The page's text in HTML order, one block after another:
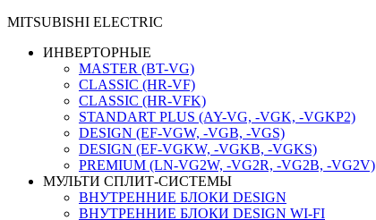
MITSUBISHI ELECTRIC
ИНВЕРТОРНЫЕ
MASTER (BT-VG)
CLASSIC (HR-VF)
CLASSIC (HR-VFK)
STANDART PLUS (AY-VG, -VGK, -VGKP2)
DESIGN (EF-VGW, -VGB, -VGS)
DESIGN (EF-VGKW, -VGKB, -VGKS)
PREMIUM (LN-VG2W, -VG2R, -VG2B, -VG2V)
МУЛЬТИ СПЛИТ-СИСТЕМЫ
ВНУТРЕННИЕ БЛОКИ DESIGN
ВНУТРЕННИЕ БЛОКИ DESIGN WI-FI